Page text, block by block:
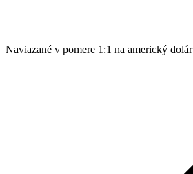
Naviazané v pomere 1:1 na americký dolár